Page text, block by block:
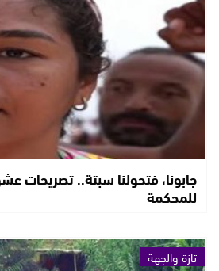
جابونا، فتحولنا سبتة.. تصريحات
للمحكمة
تازة والجهة